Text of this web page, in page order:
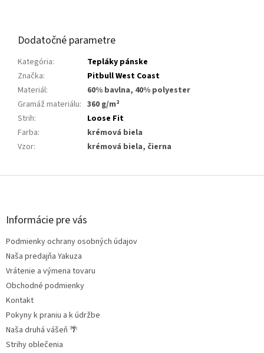
Dodatočné parametre
Kategória:
Tepláky pánske
Značka:
Pitbull West Coast
Materiál:
60% bavlna, 40% polyester
Gramáž materiálu: 360 g/m²
Strih:
Loose Fit
Farba:
krémová biela
Vzor: krémová biela, čierna
Z
Informácie pre vás
Podmienky ochrany osobných údajov
Naša predajňa Yakuza
Vrátenie a výmena tovaru
Obchodné podmienky
Kontakt
Pokyny k praniu a k údržbe
Naša druhá vášeň 🌴
Strihy oblečenia